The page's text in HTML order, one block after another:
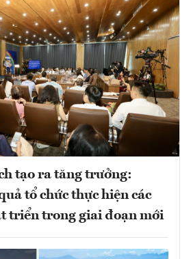
tạo ra tăng trưởng:
tổ chức thực hiện các
triển trong giai đoạn mới